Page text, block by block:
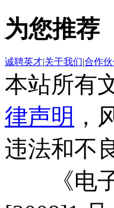
为您推荐
诚聘英才|关于我们|合作
本站所有
律声明 ，
违法和不
《电子